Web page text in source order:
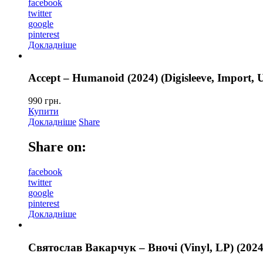
facebook
twitter
google
pinterest
Докладніше
Accept – Humanoid (2024) (Digisleeve, Import,
990 грн.
Купити
Докладніше Share
Share on:
facebook
twitter
google
pinterest
Докладніше
Святослав Вакарчук – Вночі (Vinyl, LP)